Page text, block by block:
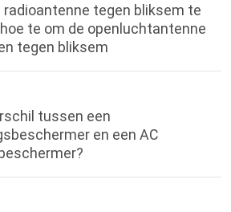
radioantenne tegen bliksem te
te om de openluchtantenne
tegen bliksem
tussen een
en een AC